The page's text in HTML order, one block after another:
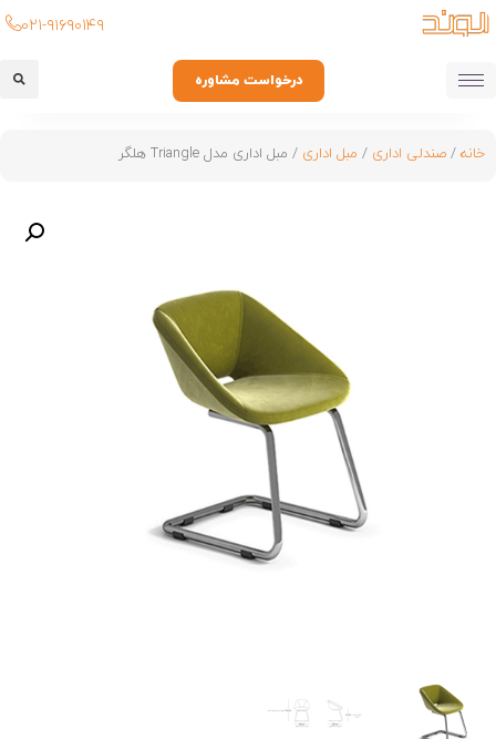
۰۲۱-۹۱۶۹۰۱۴۹
درخواست مشاوره
خانه/صندلی اداری/مبل اداری/ مبل اداری مدل Triangle هلگر